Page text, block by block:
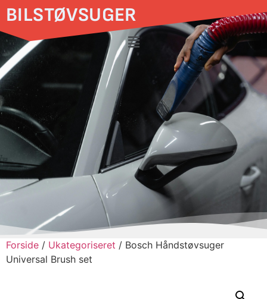
BILSTØVSUGER
Forside / Ukategoriseret / Bosch Håndstøvsuger
Universal Brush set